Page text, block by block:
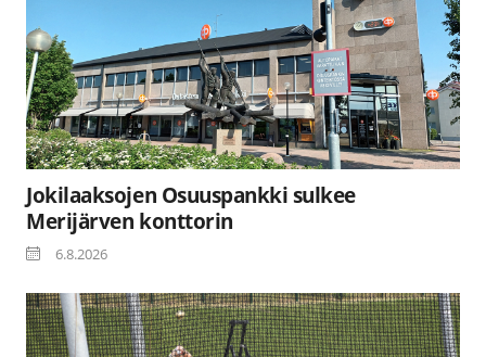
Jokilaaksojen Osuuspankki sulkee
Merijärven konttorin
6.8.2026